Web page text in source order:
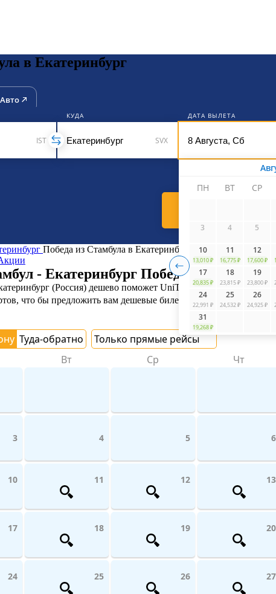
в Екатеринбург
Авто
IST
КУДА
SVX
ДАТА ВЫЛЕТА
ПН
ВТ СР
3 4 5
10
13,010 ₽
11
16,775 ₽
12
17,600 ₽
17
20,835 ₽
18
23,815 ₽
19
23,800 ₽
24
22,991 ₽
25
24,532 ₽
26
24,925 ₽
31
19,268 ₽
Победа из Стамбула в Екатеринбург
- Екатеринбург Победа
(Россия) дешево поможет UniTicket.ru. Мы
что бы предложить вам дешевые билеты от 12 424 ₽
Туда-обратно Только прямые рейсы
Вт Ср Чт
3 4 5 6
10 11 12 13
17 18 19 20
24 25 26 27